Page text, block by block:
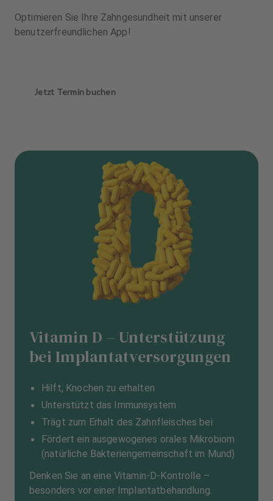
Optimieren Sie Ihre Zahngesundheit mit unserer
benutzerfreundlichen App!
Jetzt Termin buchen
Vitamin D – Unterstützung
bei Implantatversorgungen
Hilft, Knochen zu erhalten
Unterstützt das Immunsystem
Trägt zum Erhalt des Zahnfleisches bei
Fördert ein ausgewogenes orales Mikrobiom
(natürliche Bakteriengemeinschaft im Mund)
Denken Sie an eine Vitamin-D-Kontrolle –
besonders vor einer Implantatbehandlung.